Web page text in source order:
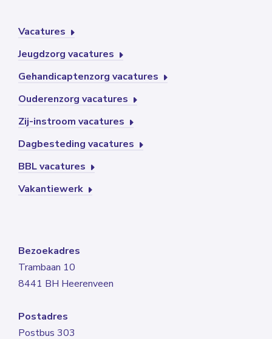
Vacatures
Jeugdzorg vacatures
Gehandicaptenzorg vacatures
Ouderenzorg vacatures
Zij-instroom vacatures
Dagbesteding vacatures
BBL vacatures
Vakantiewerk
Bezoekadres
Trambaan 10
8441 BH Heerenveen
Postadres
Postbus 303